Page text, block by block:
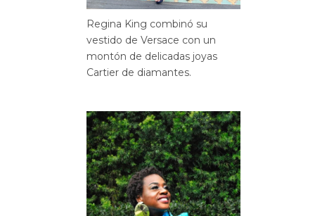
Regina King combinó su
vestido de Versace con un
montón de delicadas joyas
Cartier de diamantes.